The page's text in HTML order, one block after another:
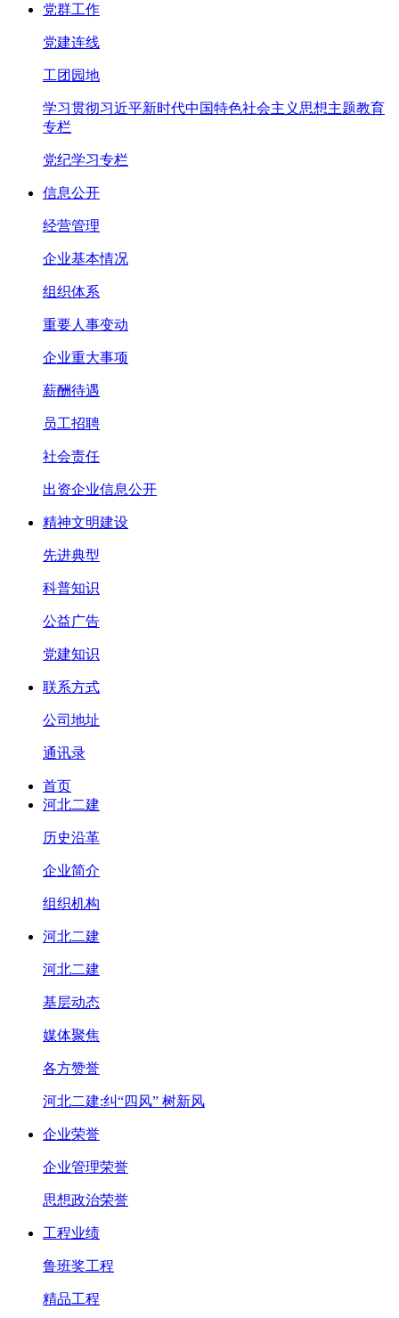
党群工作
党建连线
工团园地
学习贯彻习近平新时代中国特色社会主义思想主题教育
专栏
党纪学习专栏
信息公开
经营管理
企业基本情况
组织体系
重要人事变动
企业重大事项
薪酬待遇
员工招聘
社会责任
出资企业信息公开
精神文明建设
先进典型
科普知识
公益广告
党建知识
联系方式
公司地址
通讯录
首页
河北二建
历史沿革
企业简介
组织机构
河北二建
河北二建
基层动态
媒体聚焦
各方赞誉
河北二建:纠“四风” 树新风
企业荣誉
企业管理荣誉
思想政治荣誉
工程业绩
鲁班奖工程
精品工程